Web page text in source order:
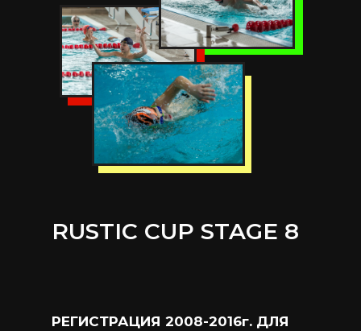
РЕГИСТРАЦИЯ 2008-2016г. ДЛЯ
RUSTIC CUP STAGE 8